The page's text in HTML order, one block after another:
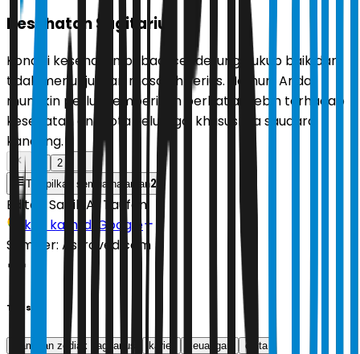
Kesehatan Sagitarius
Kondisi kesehatan pribadi cenderung cukup baik dan
tidak menunjukkan masalah serius. Namun, Anda
mungkin perlu memberikan perhatian lebih terhadap
kesehatan anggota keluarga, khususnya saudara
kandung.
2
Tampilkan semua halaman2
Editor: Sabik Aji Taufan
Ikuti kami di Google
Sumber: Astroved.com
Tags
Ramalan zodiak sagitarius karier keuangan cinta